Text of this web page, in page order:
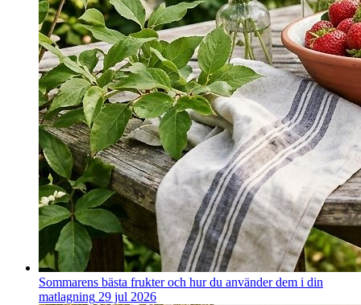
Sommarens bästa frukter och hur du använder dem i din
matlagning 29 jul 2026